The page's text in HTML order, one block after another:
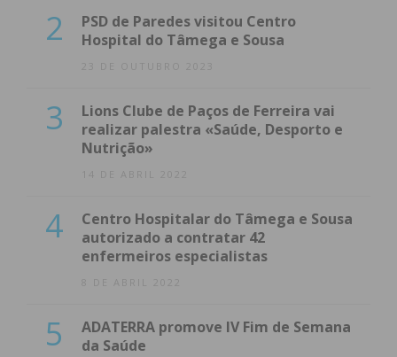
2
PSD de Paredes visitou Centro
Hospital do Tâmega e Sousa
23 DE OUTUBRO 2023
3
Lions Clube de Paços de Ferreira vai
realizar palestra «Saúde, Desporto e
Nutrição»
14 DE ABRIL 2022
4
Centro Hospitalar do Tâmega e Sousa
autorizado a contratar 42
enfermeiros especialistas
8 DE ABRIL 2022
5
ADATERRA promove IV Fim de Semana
da Saúde